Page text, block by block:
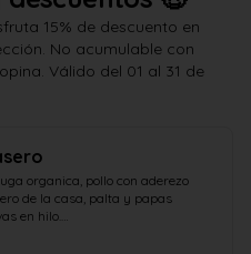
15% de descuento en
No acumulable con
Válido del 01 al 31 de
organica, pollo con aderezo
de la casa, palta y papas
en hilo.